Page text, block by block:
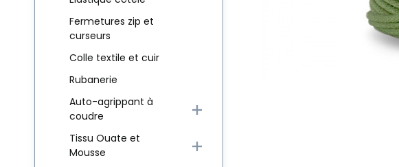
Fermetures zip et
curseurs
Colle textile et cuir
Rubanerie
Auto-agrippant à
coudre
Tissu Ouate et
Mousse